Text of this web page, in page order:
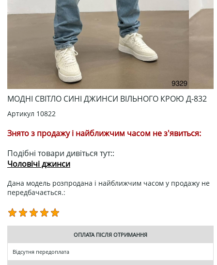
МОДНІ СВІТЛО СИНІ ДЖИНСИ ВІЛЬНОГО КРОЮ Д-832
Артикул 10822
Знято з продажу і найближчим часом не з'явиться:
Подібні товари дивіться тут::
Чоловічі джинси
Дана модель розпродана і найближчим часом у продажу не
передбачається.:
ОПЛАТА ПІСЛЯ ОТРИМАННЯ
Відсутня передоплата